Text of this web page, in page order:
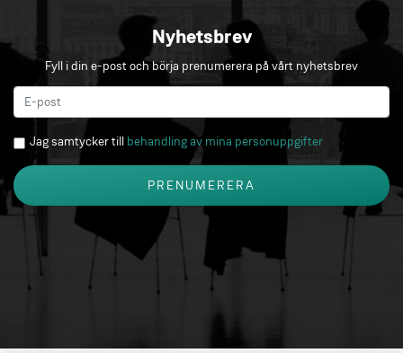
Nyhetsbrev
Fyll i din e-post och börja prenumerera på vårt nyhetsbrev
Jag samtycker till behandling av mina personuppgifter